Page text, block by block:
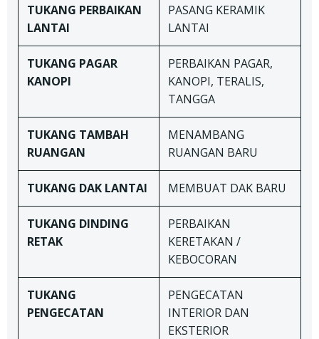
TUKANG PERBAIKAN
LANTAI
PASANG KERAMIK
LANTAI
TUKANG PAGAR
KANOPI
PERBAIKAN PAGAR,
KANOPI, TERALIS,
TANGGA
TUKANG TAMBAH
RUANGAN
MENAMBANG
RUANGAN BARU
TUKANG DAK LANTAI MEMBUAT DAK BARU
TUKANG DINDING
RETAK
PERBAIKAN
KERETAKAN /
KEBOCORAN
TUKANG
PENGECATAN
PENGECATAN
INTERIOR DAN
EKSTERIOR